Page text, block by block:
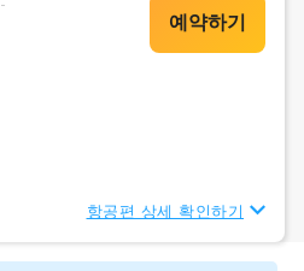
항공편 상세 확인하기